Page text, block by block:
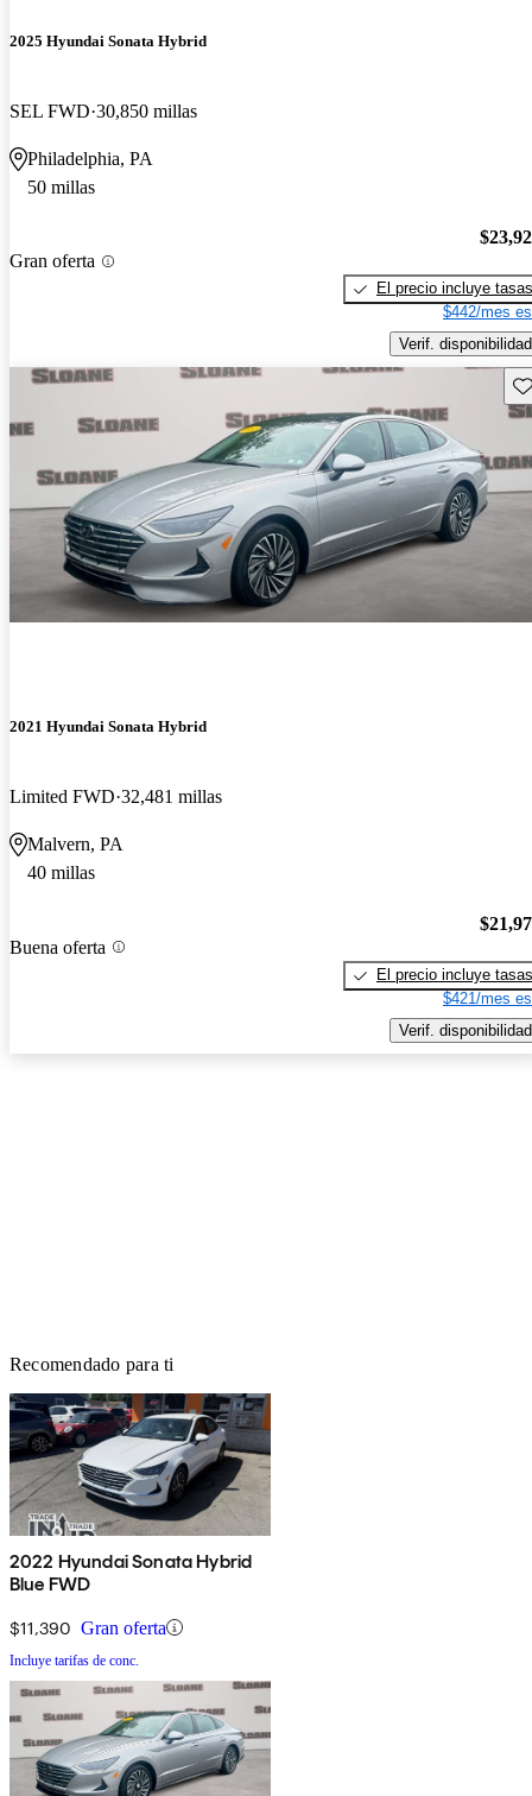
2025 Hyundai Sonata Hybrid
SEL FWD 30,850 millas
Philadelphia, PA
50 millas
Gran oferta
El precio incluye tasas
$442/mes
Verif. disponibilidad
2021 Hyundai Sonata Hybrid
Limited FWD 32,481 millas
Malvern, PA
40 millas
Buena oferta
El precio incluye tasas
$421/mes
Verif. disponibilidad
Recomendado para ti
2022 Hyundai Sonata Hybrid
Blue FWD
$11,390 Gran oferta
Incluye tarifas de conc.